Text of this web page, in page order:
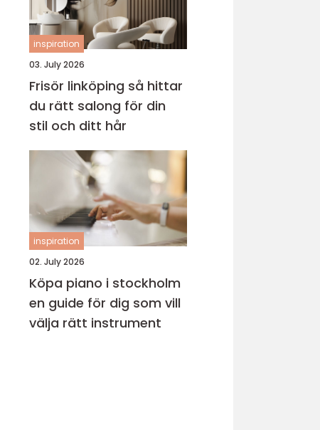
inspiration
03. July 2026
Frisör linköping så hittar
du rätt salong för din
stil och ditt hår
inspiration
02. July 2026
Köpa piano i stockholm
en guide för dig som vill
välja rätt instrument